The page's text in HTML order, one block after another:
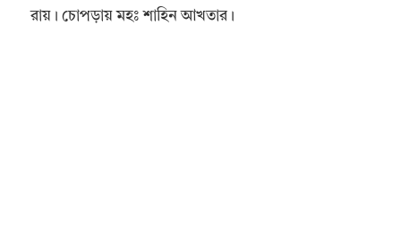
রায়। চোপড়ায় মহঃ শাহিন আখতার।